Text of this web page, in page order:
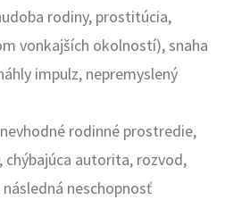
rodiny, prostitúcia,
vonkajších okolností), snaha
impulz, nepremyslený
nevhodné rodinné prostredie,
chýbajúca autorita, rozvod,
neschopnosť